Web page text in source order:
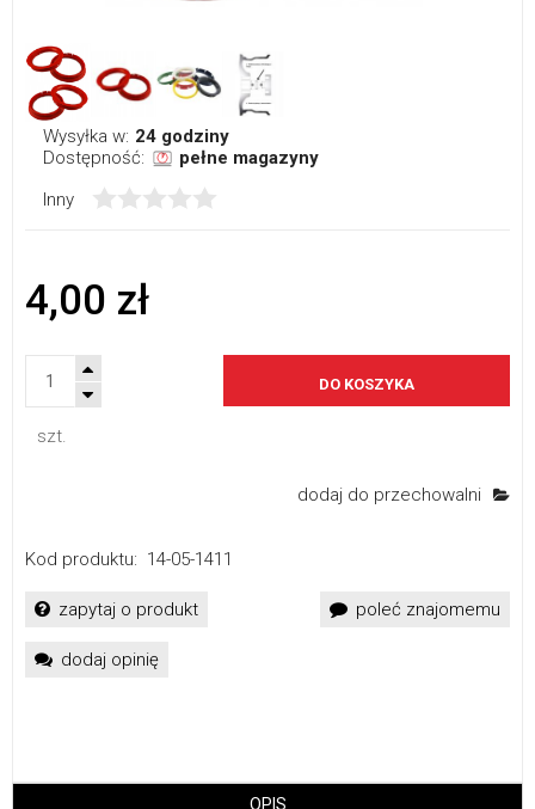
Wysyłka w: 24 godziny
Dostępność:
pełne magazyny
Inny
4,00 zł
szt.
DO KOSZYKA
dodaj do przechowalni
Kod produktu: 14-05-1411
zapytaj o produkt poleć znajomemu
dodaj opinię
OPIS